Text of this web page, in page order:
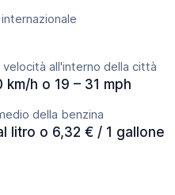
all'interno della città
km/h o 19 – 31 mph
della benzina
litro o 6,32 € / 1 gallone